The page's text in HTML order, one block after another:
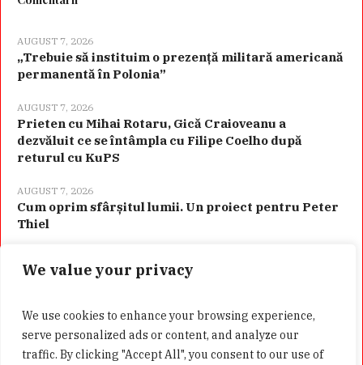
We value your privacy
We use cookies to enhance your browsing experience,
serve personalized ads or content, and analyze our
traffic. By clicking "Accept All", you consent to our use of
AUGUST 7, 2026
„Trebuie să instituim o prezență militară americană
permanentă în Polonia”
AUGUST 7, 2026
Prieten cu Mihai Rotaru, Gică Craioveanu a
dezvăluit ce se întâmpla cu Filipe Coelho după
returul cu KuPS
AUGUST 7, 2026
Cum oprim sfârșitul lumii. Un proiect pentru Peter
Thiel
Categorii